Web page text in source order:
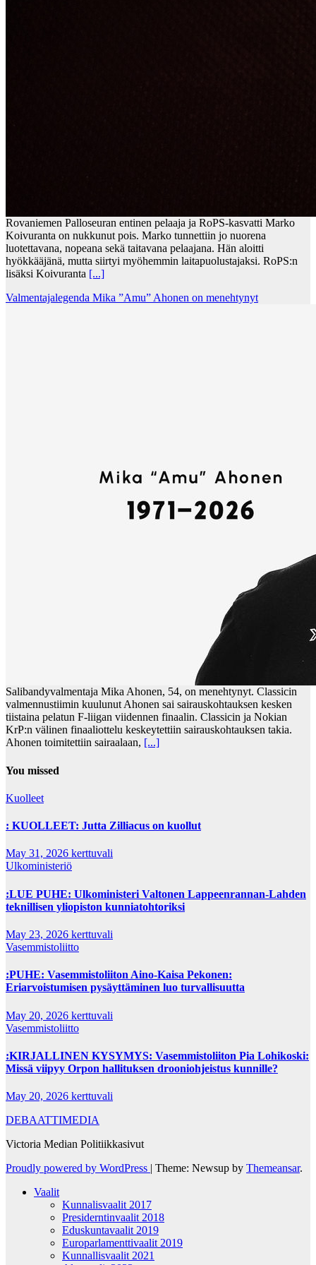
Rovaniemen Palloseuran entinen pelaaja ja RoPS-kasvatti Marko
Koivuranta on nukkunut pois. Marko tunnettiin jo nuorena
luotettavana, nopeana sekä taitavana pelaajana. Hän aloitti
hyökkääjänä, mutta siirtyi myöhemmin laitapuolustajaksi. RoPS:n
lisäksi Koivuranta [...]
Valmentajalegenda Mika ”Amu” Ahonen on menehtynyt
Salibandyvalmentaja Mika Ahonen, 54, on menehtynyt. Classicin
valmennustiimin kuulunut Ahonen sai sairauskohtauksen kesken
tiistaina pelatun F-liigan viidennen finaalin. Classicin ja Nokian
KrP:n välinen finaaliottelu keskeytettiin sairauskohtauksen takia.
Ahonen toimitettiin sairaalaan, [...]
You missed
Kuolleet
: KUOLLEET: Jutta Zilliacus on kuollut
May 31, 2026 kerttuvali
Ulkoministeriö
:LUE PUHE: Ulkoministeri Valtonen Lappeenrannan-Lahden
teknillisen yliopiston kunniatohtoriksi
May 23, 2026 kerttuvali
Vasemmistoliitto
:PUHE: Vasemmistoliiton Aino-Kaisa Pekonen:
Eriarvoistumisen pysäyttäminen luo turvallisuutta
May 20, 2026 kerttuvali
Vasemmistoliitto
:KIRJALLINEN KYSYMYS: Vasemmistoliiton Pia Lohikoski:
Missä viipyy Orpon hallituksen drooniohjeistus kunnille?
May 20, 2026 kerttuvali
DEBAATTIMEDIA
Victoria Median Politiikkasivut
Proudly powered by WordPress | Theme: Newsup by Themeansar.
Vaalit
Kunnalisvaalit 2017
Presiderntinvaalit 2018
Eduskuntavaalit 2019
Europarlamenttivaalit 2019
Kunnallisvaalit 2021